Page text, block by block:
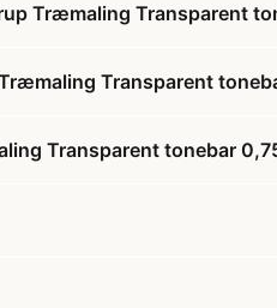
Træmaling Transparent
Transparent
Transparent tonebar